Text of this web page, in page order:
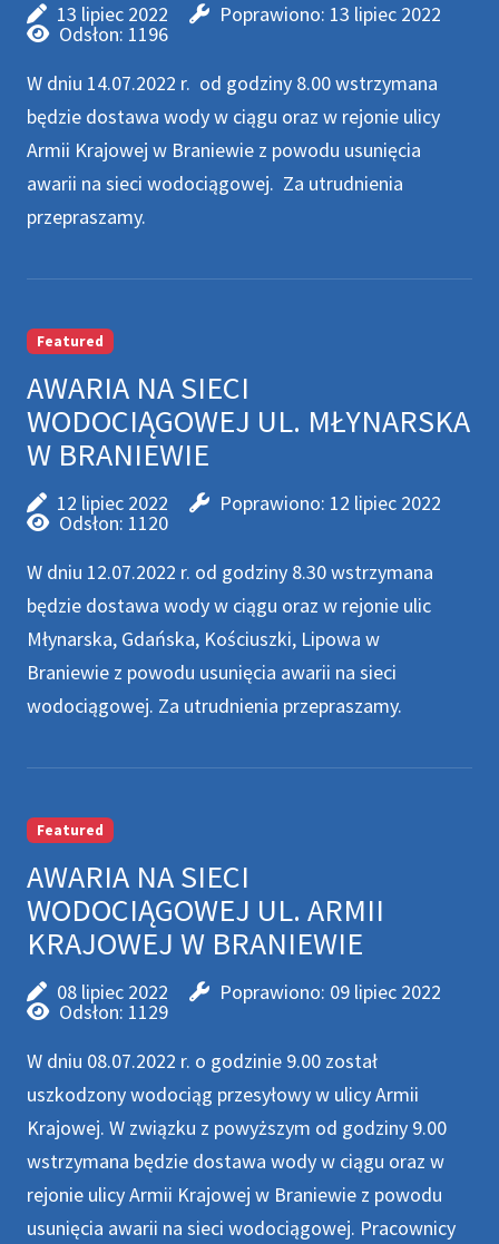
13 lipiec 2022 Poprawiono: 13 lipiec 2022
Odsłon: 1196
W dniu 14.07.2022 r. od godziny 8.00 wstrzymana
będzie dostawa wody w ciągu oraz w rejonie ulicy
Armii Krajowej w Braniewie z powodu usunięcia
awarii na sieci wodociągowej. Za utrudnienia
przepraszamy.
Featured
AWARIA NA SIECI
WODOCIĄGOWEJ UL. MŁYNARSKA
W BRANIEWIE
12 lipiec 2022 Poprawiono: 12 lipiec 2022
Odsłon: 1120
W dniu 12.07.2022 r. od godziny 8.30 wstrzymana
będzie dostawa wody w ciągu oraz w rejonie ulic
Młynarska, Gdańska, Kościuszki, Lipowa w
Braniewie z powodu usunięcia awarii na sieci
wodociągowej. Za utrudnienia przepraszamy.
Featured
AWARIA NA SIECI
WODOCIĄGOWEJ UL. ARMII
KRAJOWEJ W BRANIEWIE
08 lipiec 2022 Poprawiono: 09 lipiec 2022
Odsłon: 1129
W dniu 08.07.2022 r. o godzinie 9.00 został
uszkodzony wodociąg przesyłowy w ulicy Armii
Krajowej. W związku z powyższym od godziny 9.00
wstrzymana będzie dostawa wody w ciągu oraz w
rejonie ulicy Armii Krajowej w Braniewie z powodu
usunięcia awarii na sieci wodociągowej. Pracownicy